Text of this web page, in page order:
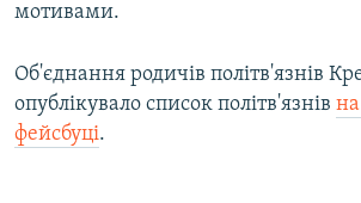
мотивами.
Об'єднання родичів політв'язнів
опублікувало список політв'язнів на
фейсбуці.